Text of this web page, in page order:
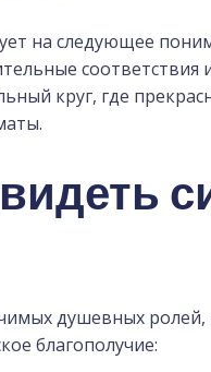
на следующее
соответствия
круг, где
душевных
благополучие: